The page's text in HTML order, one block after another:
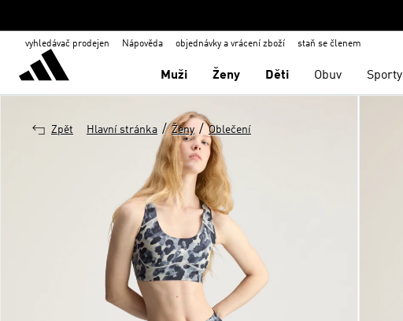
vyhledávač prodejen Nápověda objednávky a vrácení zboží staň se členem
Muži Ženy Děti Obuv Sporty
Zpět Hlavní stránka / Ženy / Oblečení